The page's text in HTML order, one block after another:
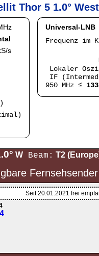
Thor 5 1.0° West
s
Universal-LNB
Frequenz im
Lokaler
IF
950 MHz ≤
W Beam: T2
Seit 20.01.2021 frei